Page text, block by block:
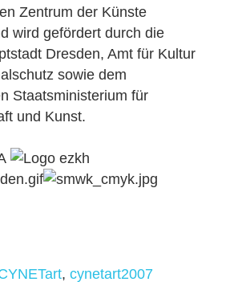
Zentrum der Künste
wird gefördert durch die
Dresden, Amt für Kultur
sowie dem
Staatsministerium für
und Kunst.
, cynetart2007